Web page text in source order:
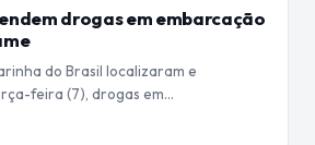
drogas em embarcação
do Brasil localizaram e
feira (7), drogas em…